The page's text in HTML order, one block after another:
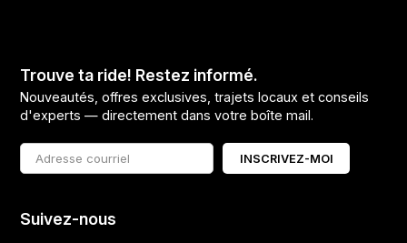
Trouve ta ride! Restez informé.
Nouveautés, offres exclusives, trajets locaux et conseils
d'experts — directement dans votre boîte mail.
INSCRIVEZ-MOI
Suivez-nous